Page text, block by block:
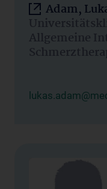
Adam,
Allgemeine